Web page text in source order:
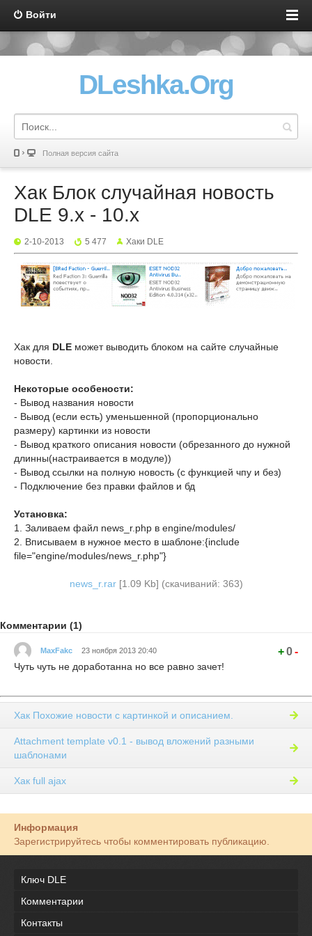
Войти
DLeshka.Org
Полная версия сайта
Хак Блок случайная новость
DLE 9.x - 10.x
2-10-2013 5 477 Хаки DLE
Хак для DLE может выводить блоком на сайте случайные
новости.
Некоторые особености:
- Вывод названия новости
- Вывод (если есть) уменьшенной (пропорционально
размеру) картинки из новости
- Вывод краткого описания новости (обрезанного до нужной
длинны(настраивается в модуле))
- Вывод ссылки на полную новость (с функцией чпу и без)
- Подключение без правки файлов и бд
Установка:
1. Заливаем файл news_r.php в engine/modules/
2. Вписываем в нужное место в шаблоне:{include
file="engine/modules/news_r.php"}
news_r.rar[1.09 Kb] (cкачиваний: 363)
Комментарии (1)
MaxFakc 23 ноября 2013 20:40 +0-
Чуть чуть не доработанна но все равно зачет!
Хак Похожие новости с картинкой и описанием.
Attachment template v0.1 - вывод вложений разными
шаблонами
Хак full ajax
Информация
Зарегистрируйтесь чтобы комментировать публикацию.
Ключ DLE
Комментарии
Контакты